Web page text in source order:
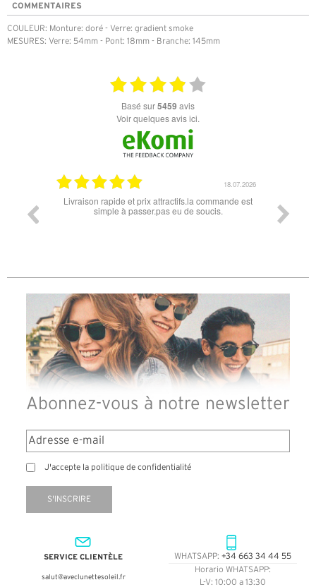
COMMENTAIRES
COULEUR: Monture: doré - Verre: gradient smoke
MESURES: Verre: 54mm - Pont: 18mm - Branche: 145mm
basé sur5459 avis
Voir quelques avis ici.
18.07.2026
prix attractifs.la commande est
eu de soucis.
Super lunette merci pour les lunettes
Abonnez-vous à notre newsletter
J'accepte la politique de confidentialité
S'INSCRIRE
SERVICE CLIENTÈLE
salut@aveclunettesoleil.fr
WHATSAPP: +34 663 34 44 55
Horario WHATSAPP:
L-V: 10:00 a 13:30